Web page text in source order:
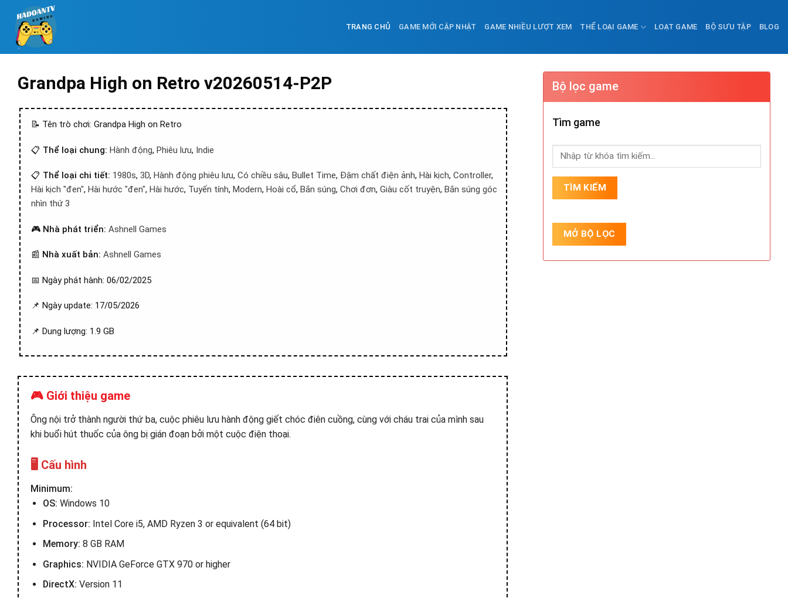
TRANG CHỦ GAME MỚI CẬP NHẬT GAME NHIỀU LƯỢT XEM THỂ LOẠI GAME LOẠT GAME BỘ SƯU TẬP BLOG
Grandpa High on Retro v20260514-P2P
📝 Tên trò chơi: Grandpa High on Retro
📋 Thể loại chung: Hành động, Phiêu lưu, Indie
📋 Thể loại chi tiết: 1980s, 3D, Hành động phiêu lưu, Có chiều sâu, Bullet Time, Đậm chất điện ảnh, Hài kịch, Controller,
Hài kịch "đen", Hài hước "đen", Hài hước, Tuyến tính, Modern, Hoài cổ, Bắn súng, Chơi đơn, Giàu cốt truyện, Bắn súng góc
nhìn thứ 3
🎮 Nhà phát triển: Ashnell Games
📰 Nhà xuất bản: Ashnell Games
📅 Ngày phát hành: 06/02/2025
📌 Ngày update: 17/05/2026
📌 Dung lượng: 1.9 GB
🎮 Giới thiệu game
Ông nội trở thành người thứ ba, cuộc phiêu lưu hành động giết chóc điên cuồng, cùng với cháu trai của mình sau
khi buổi hút thuốc của ông bị gián đoạn bởi một cuộc điện thoại.
🖥️ Cấu hình
Minimum:
OS: Windows 10
Processor: Intel Core i5, AMD Ryzen 3 or equivalent (64 bit)
Memory: 8 GB RAM
Graphics: NVIDIA GeForce GTX 970 or higher
DirectX: Version 11
Bộ lọc game
Tìm game